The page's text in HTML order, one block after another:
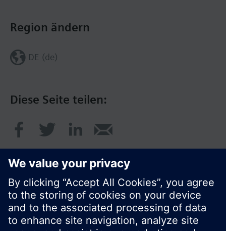
Diese Seite teilen:
Region ändern
DE (de)
© Siemens Schweiz AG 2020